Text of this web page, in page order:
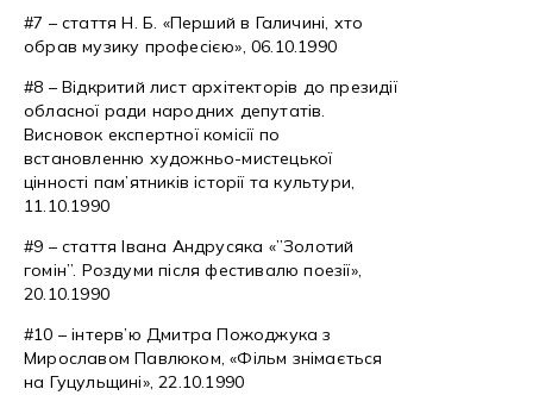
#7 – стаття Н. Б. «Перший в Галичині, хто
обрав музику професією», 06.10.1990
#8 – Відкритий лист архітекторів до президії
обласної ради народних депутатів.
Висновок експертної комісії по
встановленню художньо-мистецької
цінності пам’ятників історії та культури,
11.10.1990
#9 – стаття Івана Андрусяка «”Золотий
гомін”. Роздуми після фестивалю поезії»,
20.10.1990
#10 – інтерв’ю Дмитра Пожоджука з
Мирославом Павлюком, «Фільм знімається
на Гуцульщині», 22.10.1990